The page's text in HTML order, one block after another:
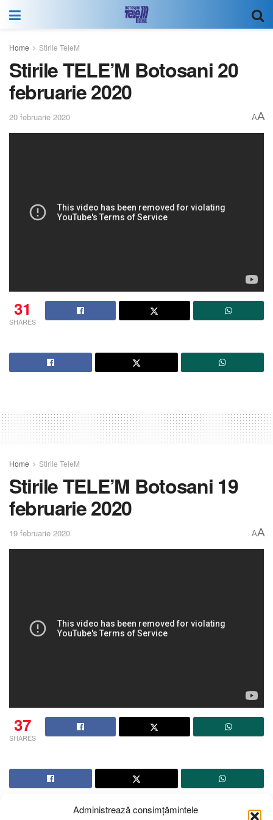
Administrează consimțămintele
Home Stirile TeleM
Stirile TELE’M Botosani 20
februarie 2020
20 februarie 2020 AA
31
SHARES
Home Stirile TeleM
Stirile TELE’M Botosani 19
februarie 2020
19 februarie 2020 AA
37
SHARES